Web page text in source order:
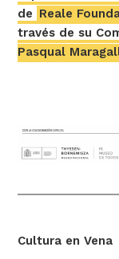
de Reale
través de su
Pasqual
Cultura en Vena